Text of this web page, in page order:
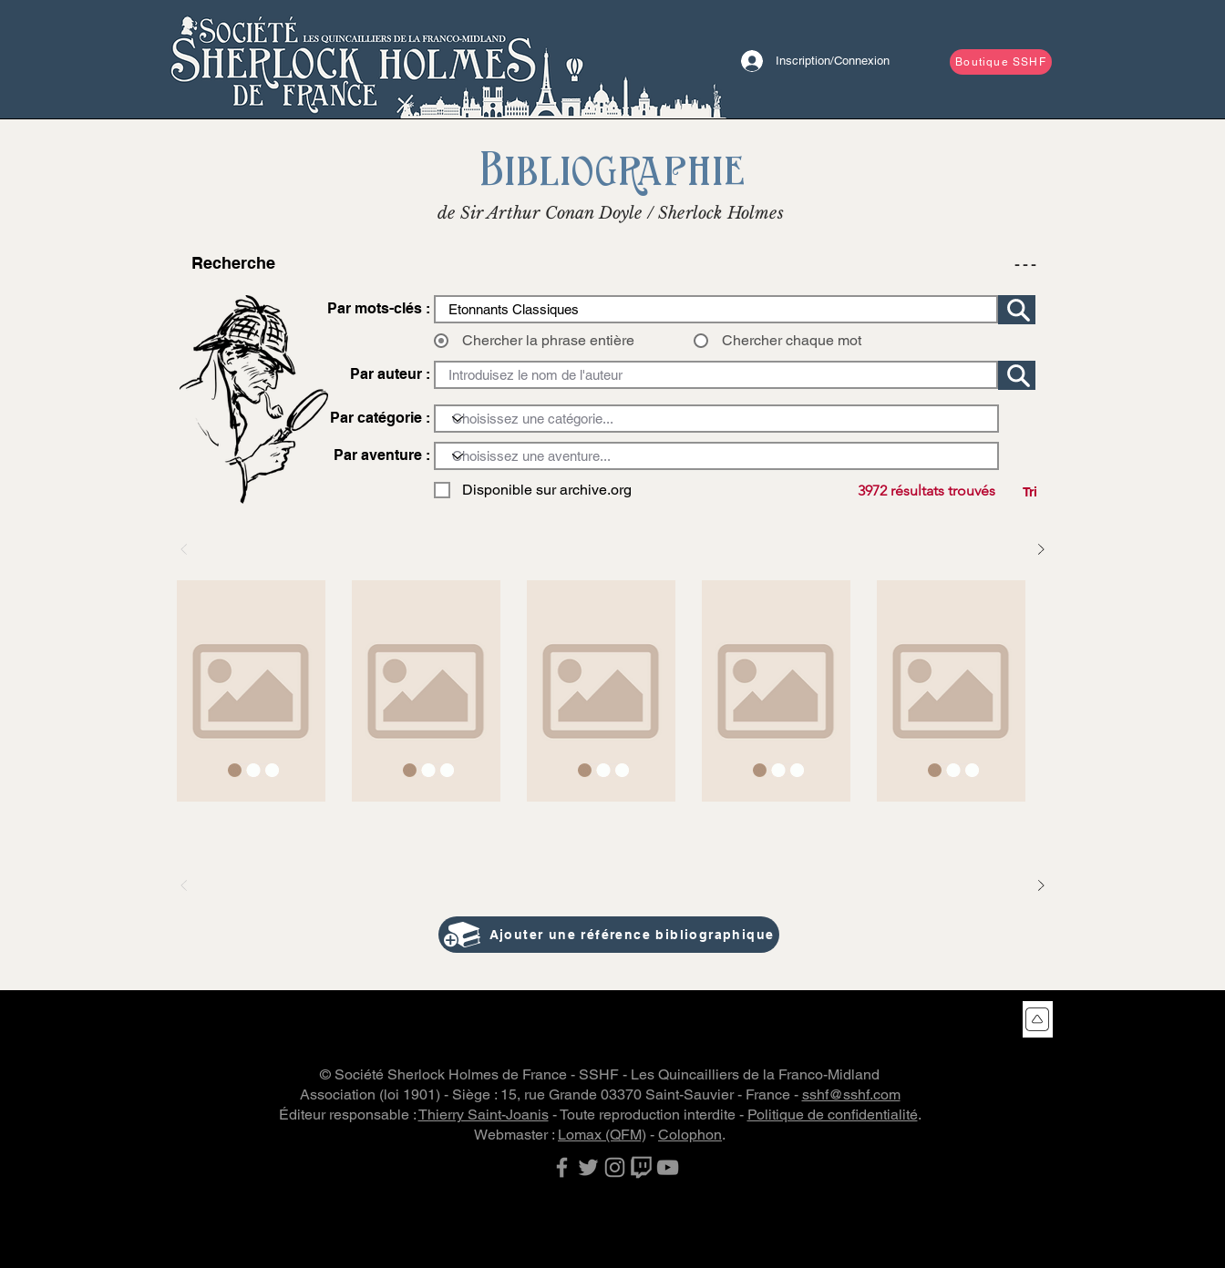
Boutique SSHF
Inscription/Connexion
Bibliographie
de Sir Arthur Conan Doyle / Sherlock Holmes
Recherche - - -
Par mots-clés :
Par auteur :
Par catégorie :
Par aventure :
Chercher la phrase entière Chercher chaque mot
Disponible sur archive.org 3972 résultats trouvés Tri
Ajouter une référence bibliographique
© Société Sherlock Holmes de France - SSHF - Les Quincailliers de la Franco-Midland
Association (loi 1901) - Siège : 15, rue Grande 03370 Saint-Sauvier - France - sshf@sshf.com
Éditeur responsable :Thierry Saint-Joanis- Toute reproduction interdite - Politique de confidentialité.
Webmaster : Lomax (QFM) - Colophon.